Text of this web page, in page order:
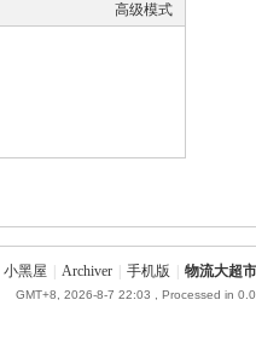
高级模式
小黑屋 Archiver 手机版 物流大超市
GMT+8, 2026-8-7 22:03 , Processed in